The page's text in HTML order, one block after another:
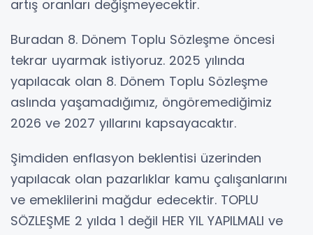
artış oranları değişmeyecektir.
Buradan 8. Dönem Toplu Sözleşme öncesi
tekrar uyarmak istiyoruz. 2025 yılında
yapılacak olan 8. Dönem Toplu Sözleşme
aslında yaşamadığımız, öngöremediğimiz
2026 ve 2027 yıllarını kapsayacaktır.
Şimdiden enflasyon beklentisi üzerinden
yapılacak olan pazarlıklar kamu çalışanlarını
ve emeklilerini mağdur edecektir. TOPLU
SÖZLEŞME 2 yılda 1 değil HER YIL YAPILMALI ve